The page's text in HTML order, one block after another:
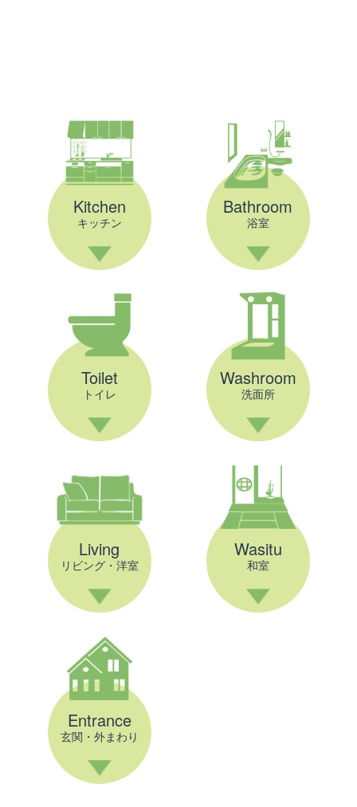
Kitchen
キッチン
Bathroom
浴室
Toilet
トイレ
Washroom
洗面所
Living
リビング・洋室
Wasitu
和室
Entrance
玄関・外まわり